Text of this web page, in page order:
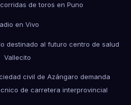
de toros en Puno
en Vivo
destinado al futuro centro de salud
Vallecito
civil de Azángaro demanda
de carretera interprovincial